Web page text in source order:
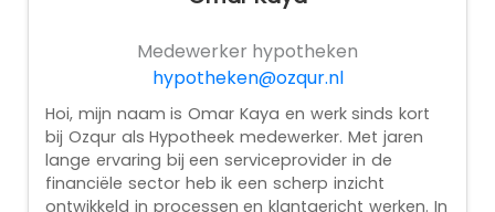
Medewerker hypotheken
hypotheken@ozqur.nl
Hoi, mijn naam is Omar Kaya en werk sinds kort
bij Ozqur als Hypotheek medewerker. Met jaren
lange ervaring bij een serviceprovider in de
financiële sector heb ik een scherp inzicht
ontwikkeld in processen en klantgericht werken. In